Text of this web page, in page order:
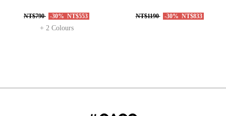
NT$790 -30% NT$553
+ 2 Colours
NT$1190 -30% NT$833